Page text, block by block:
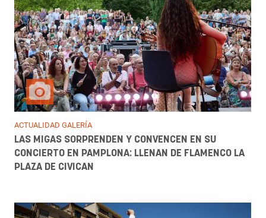
ACTUALIDAD GALERÍA
LAS MIGAS SORPRENDEN Y CONVENCEN EN SU
CONCIERTO EN PAMPLONA: LLENAN DE FLAMENCO LA
PLAZA DE CIVICAN